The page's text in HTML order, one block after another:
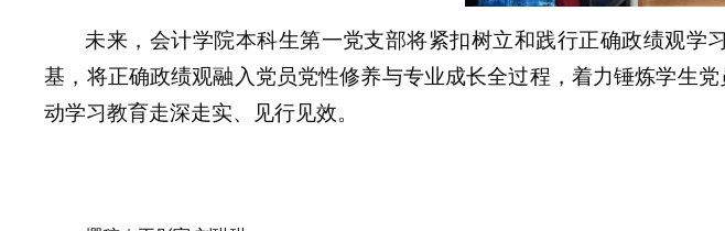
未来，会计学院本科生第一党支部将紧扣树立和践行正确政绩观
基，将正确政绩观融入党员党性修养与专业成长全过程，着力锤炼学生
动学习教育走深走实、见行见效。